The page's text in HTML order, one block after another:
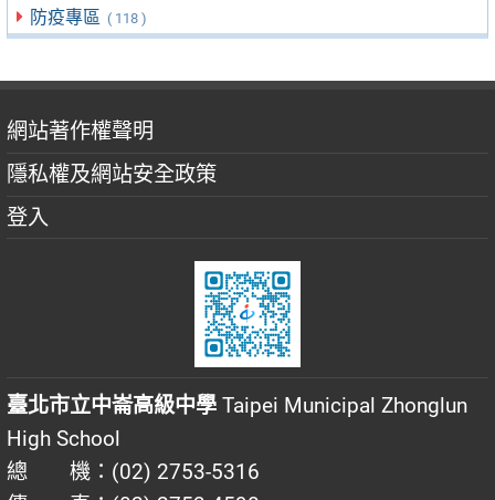
防疫專區 ( 118 )
網站著作權聲明
隱私權及網站安全政策
登入
臺北市立中崙高級中學 Taipei Municipal Zhonglun
High School
總 機：(02) 2753-5316